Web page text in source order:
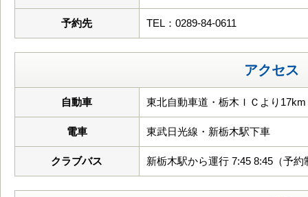
予約先 TEL：0289-84-0611
アクセス
自動車 東北自動車道・栃木ＩＣより17km
電車 東武日光線・新栃木駅下車
クラブバス 新栃木駅から運行 7:45 8:45（予約